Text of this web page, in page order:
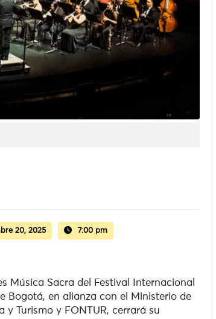
20, 2025 7:00 pm
Música Sacra del Festival Internacional
Bogotá, en alianza con el Ministerio de
y Turismo y FONTUR, cerrará su